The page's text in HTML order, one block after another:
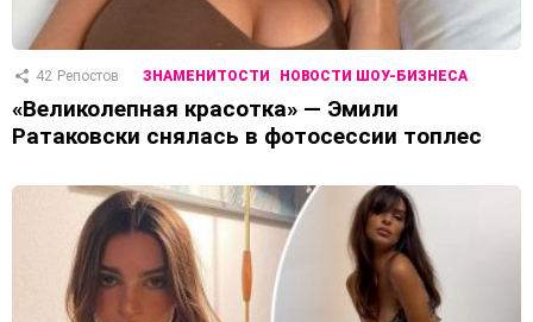
42 Репостов ЗНАМЕНИТОСТИ НОВОСТИ ШОУ-БИЗНЕСА
«Великолепная красотка» — Эмили
Ратаковски снялась в фотосессии топлес